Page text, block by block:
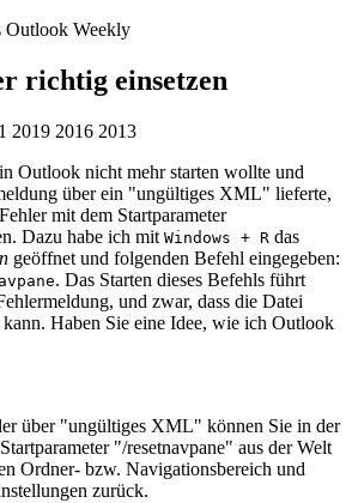
Outlook Weekly
richtig einsetzen
2019 2016 2013
Outlook nicht mehr starten wollte und
über ein "ungültiges XML" lieferte,
mit dem Startparameter
Dazu habe ich mit Windows + R das
geöffnet und folgenden Befehl eingegeben:
. Das Starten dieses Befehls führt
und zwar, dass die Datei
Haben Sie eine Idee, wie ich Outlook
über "ungültiges XML" können Sie in der
"/resetnavpane" aus der Welt
Ordner- bzw. Navigationsbereich und
zurück.